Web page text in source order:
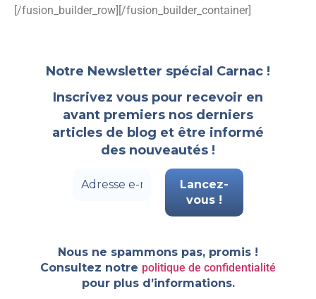
[/fusion_builder_row][/fusion_builder_container]
Notre Newsletter spécial Carnac !
Inscrivez vous pour recevoir en
avant premiers nos derniers
articles de blog et être informé
des nouveautés !
Nous ne spammons pas, promis !
Consultez notre politique de confidentialité
pour plus d’informations.